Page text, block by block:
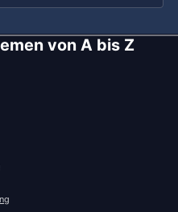
von A bis Z